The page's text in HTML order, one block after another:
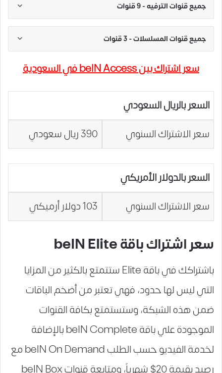
جميع قنوات الترفيه - 9 قنوات
جميع قنوات المسلسلات - 3 قنوات
سعر اشتراك بين beIN Access في السعودية
السعر بالريال السعودي
سعر الاشتراك السنوي
390 ريال سعودي
السعر بالدولار الأمريكي
سعر الاشتراك السنوي
103 دولار أرميكي
سعر اشتراك باقة beIN Elite
باشتراكك في باقة Elite ستتمتع بالكثير من المزايا
التي ليس لها حدود، فهي تعتبر من أضخم الباقات
ضمن هذه الشبكة، وستستمتع بكافة القنوات
الموجودة علي باقة beIN Complete بالإضافة
لخدمة الفيديو حسب الطلب beIN On Demand مع
رصيد بقيمة 20$ شهرياً، ومتابعة قنوات beIN Box